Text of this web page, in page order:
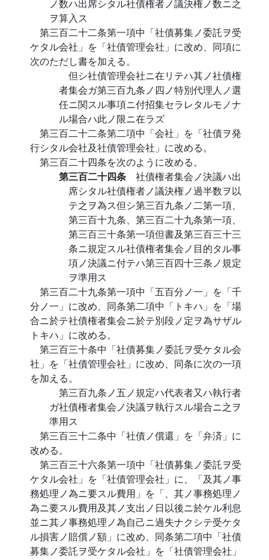
ノ数ハ出席シタル社債権者ノ議決権ノ数ニ之
ヲ算入ス
第三百二十二条第一項中「社債募集ノ委託ヲ受
ケタル会社」を「社債管理会社」に改め、同項に
次のただし書を加える。
但シ社債管理会社ニ在リテハ其ノ社債権
者集会ガ第三百九条ノ四ノ特別代理人ノ選
任ニ関スル事項ニ付招集セラレタルモノナ
ル場合ハ此ノ限ニ在ラズ
第三百二十二条第二項中「会社」を「社債ヲ発
行シタル会社及社債管理会社」に改める。
第三百二十四条を次のように改める。
第三百二十四条 社債権者集会ノ決議ハ出
席シタル社債権者ノ議決権ノ過半数ヲ以
テ之ヲ為ス但シ第三百九条ノ二第一項、
第三百十九条、第三百二十九条第一項、
第三百三十条第一項但書及第三百三十三
条ニ規定スル社債権者集会ノ目的タル事
項ノ決議ニ付テハ第三百四十三条ノ規定
ヲ準用ス
第三百二十九条第一項中「五百分ノ一」を「千
分ノ一」に改め、同条第二項中「トキハ」を「場
合ニ於テ社債権者集会ニ於テ別段ノ定ヲ為サザル
トキハ」に改める。
第三百三十条中「社債募集ノ委託ヲ受ケタル会
社」を「社債管理会社」に改め、同条に次の一項
を加える。
第三百九条ノ五ノ規定ハ代表者又ハ執行者
ガ社債権者集会ノ決議ヲ執行スル場合ニ之ヲ
準用ス
第三百三十二条中「社債ノ償還」を「弁済」に
改める。
第三百三十六条第一項中「社債募集ノ委託ヲ受
ケタル会社」を「社債管理会社」に、「及其ノ事
務処理ノ為ニ要スル費用」を「、其ノ事務処理ノ
為ニ要スル費用及其ノ支出ノ日以後ニ於ケル利息
並ニ其ノ事務処理ノ為自己ニ過失ナクシテ受ケタ
ル損害ノ賠償ノ額」に改め、同条第二項中「社債
募集ノ委託ヲ受ケタル会社」を「社債管理会社」